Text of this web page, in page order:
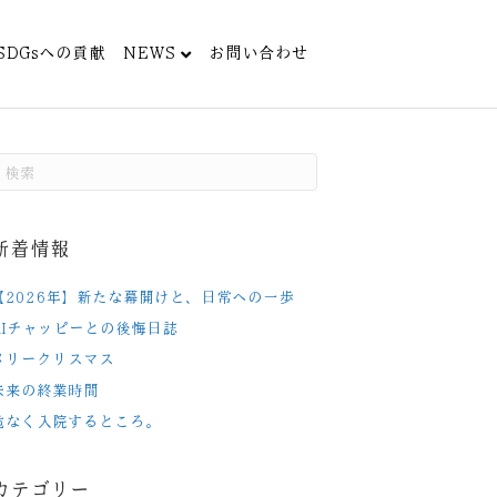
への貢献 NEWS お問い合わせ
着情報
2026年】新たな幕開けと、日常への一歩
チャッピーとの後悔日誌
リークリスマス
来の終業時間
なく入院するところ。
テゴリー